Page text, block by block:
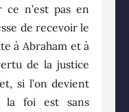
ce n’est pas en
de recevoir le
à Abraham et à
de la justice
si l’on devient
la foi est sans